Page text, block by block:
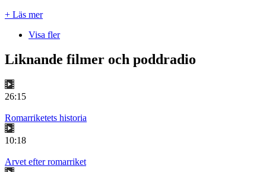
+ Läs mer
Visa fler
Liknande filmer och poddradio
26:15
Romarriketets historia
10:18
Arvet efter romarriket